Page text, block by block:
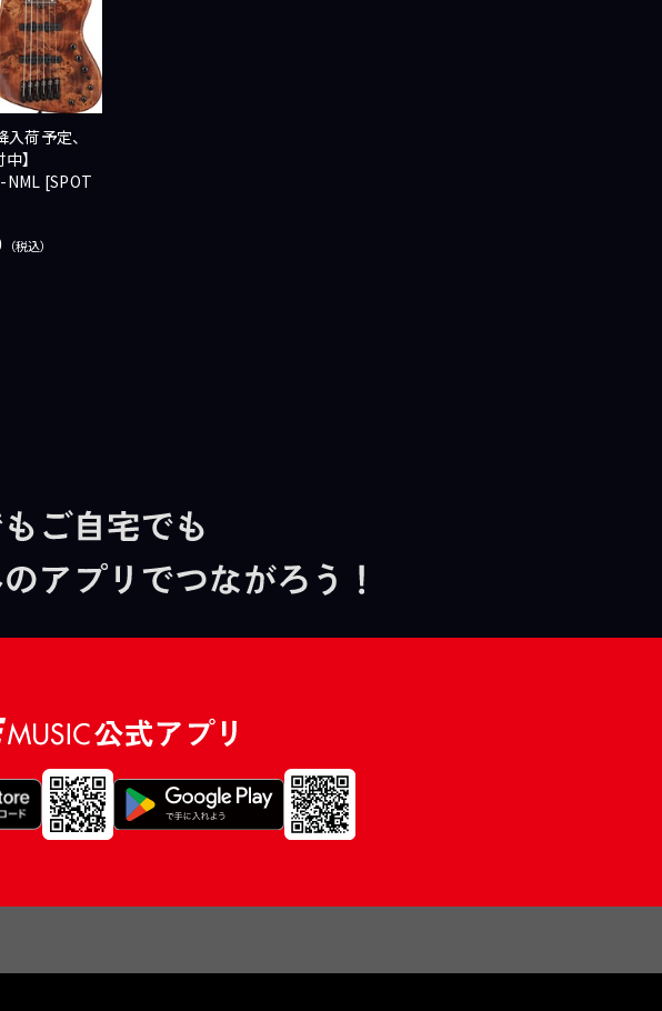
入荷予定、
】
NML [SPOT
（税込）